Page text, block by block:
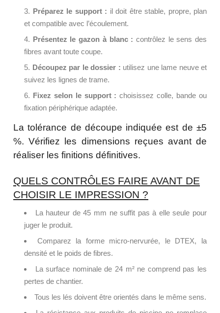
Préparez le support : il doit être stable, propre, plan
et compatible avec l’écoulement.
Présentez le gazon à blanc : contrôlez le sens des
fibres avant toute coupe.
Découpez par le dossier : utilisez une lame neuve et
suivez les lignes de trame.
Fixez selon le support : choisissez colle, bande ou
fixation périphérique adaptée.
La tolérance de découpe indiquée est de ±5
%. Vérifiez les dimensions reçues avant de
réaliser les finitions définitives.
QUELS CONTRÔLES FAIRE AVANT DE
CHOISIR LE IMPRESSION ?
La hauteur de 45 mm ne suffit pas à elle seule pour
juger le produit.
Comparez la forme micro-nervurée, le DTEX, la
densité et le poids de fibres.
La surface nominale de 24 m² ne comprend pas les
pertes de chantier.
Tous les lés doivent être orientés dans le même sens.